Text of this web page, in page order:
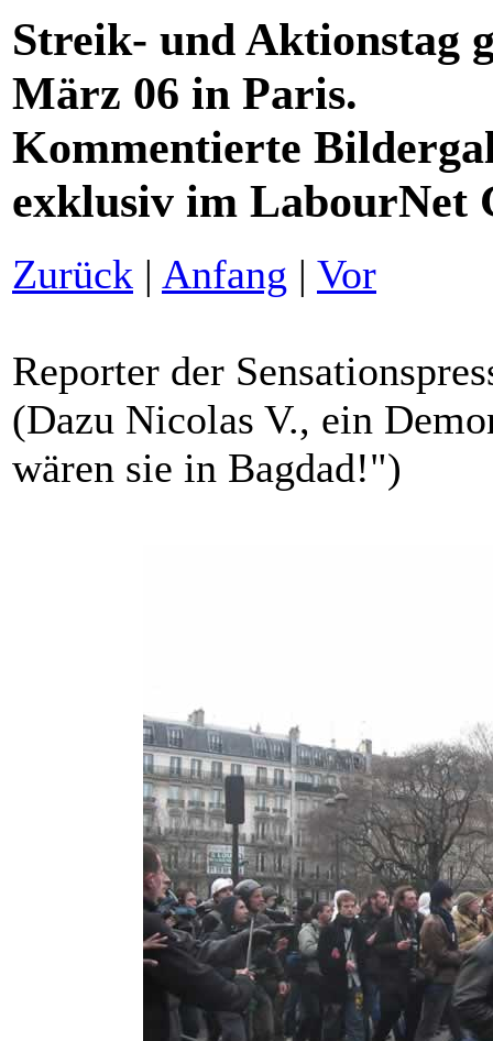
Streik- und Aktionstag
März 06 in Paris.
Kommentierte
exklusiv im LabourNet
Zurück | Anfang | Vor
Reporter der
(Dazu Nicolas V., ein
wären sie in Bagdad!")